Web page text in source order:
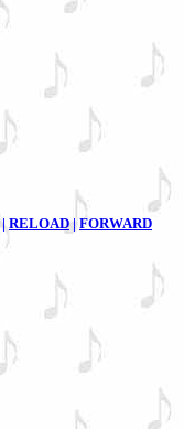
| RELOAD| FORWARD